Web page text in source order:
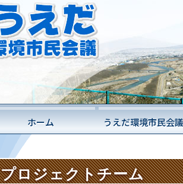
ホーム うえだ環境市民会
プロジェクトチーム